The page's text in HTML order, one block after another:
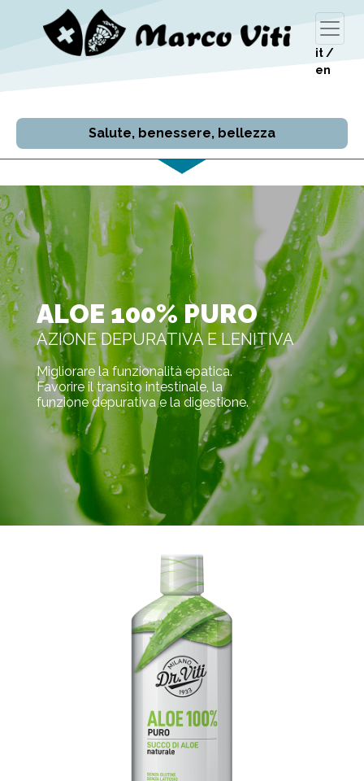
it /
en
Salute, benessere, bellezza
ALOE 100% PURO
AZIONE DEPURATIVA E LENITIVA
Migliorare la funzionalità epatica.
Favorire il transito intestinale, la
funzione depurativa e la digestione.